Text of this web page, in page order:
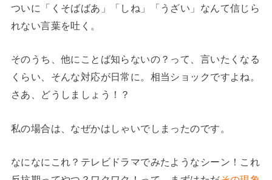
ついに「くそばばあ」「しね」「うざい」なんて信じら
れない言葉を吐く。
そのうち、他にことば知らないの？って、言いたくなる
くらい、そんな対応が日常に。相当ショックですよね。
さあ、どうしましょう！？
私の場合は、なぜかはしゃいでしまったのです。
なになにこれ？テレビドラマでみたようなシーン！これ